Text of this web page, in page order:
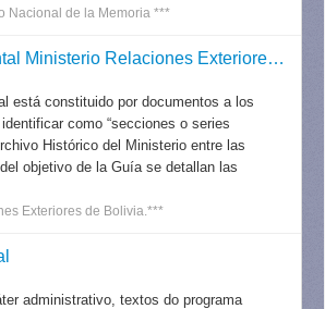
Nacional de la Memoria ***
Acervo documental Ministerio Relaciones Exteriores - Bolivia
está constituido por documentos a los
como “secciones o series
Histórico del Ministerio entre las
objetivo de la Guía se detallan las
Exteriores de Bolivia.***
administrativo, textos do programa